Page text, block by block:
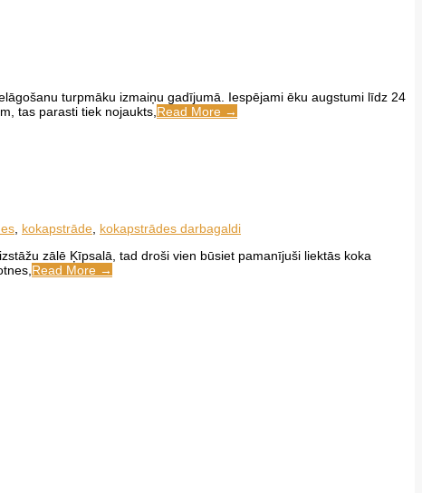
turpmāku izmaiņu gadījumā. Iespējami ēku augstumi līdz 24
tas parasti tiek nojaukts, Read More →
kokapstrāde kokapstrādes darbagaldi
zālē Ķīpsalā, tad droši vien būsiet pamanījuši liektās koka
Read More →